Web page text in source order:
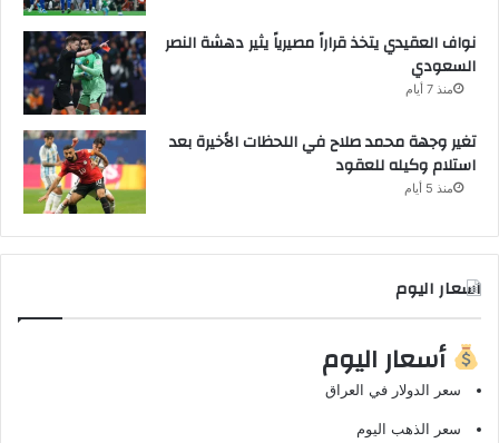
نواف العقيدي يتخذ قراراً مصيرياً يثير دهشة النصر
السعودي
منذ 7 أيام
تغير وجهة محمد صلاح في اللحظات الأخيرة بعد
استلام وكيله للعقود
منذ 5 أيام
اسعار اليوم
أسعار اليوم
سعر الدولار في العراق
سعر الذهب اليوم